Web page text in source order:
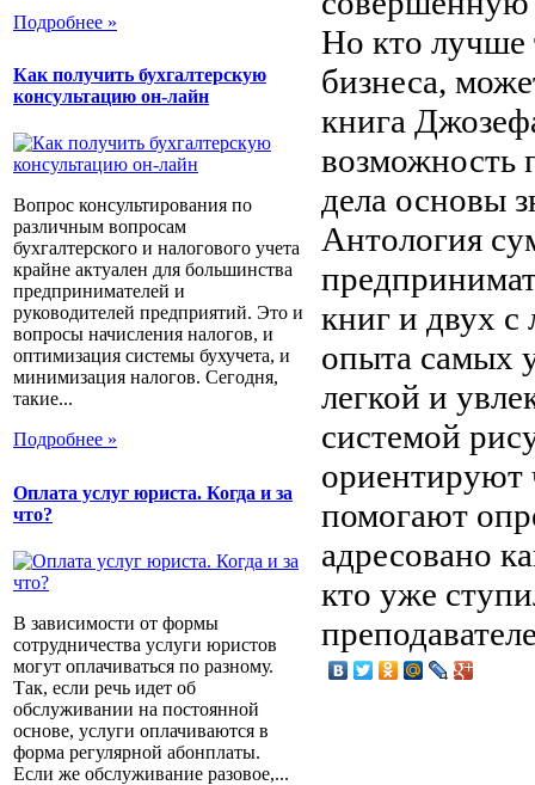
Подробнее »
Как получить бухгалтерскую
консультацию он-лайн
Вопрос консультирования по
различным вопросам
бухгалтерского и налогового учета
крайне актуален для большинства
предпринимателей и
руководителей предприятий. Это и
вопросы начисления налогов, и
оптимизация системы бухучета, и
минимизация налогов. Сегодня,
такие...
Подробнее »
Оплата услуг юриста. Когда и за
что?
В зависимости от формы
сотрудничества услуги юристов
могут оплачиваться по разному.
Так, если речь идет об
обслуживании на постоянной
основе, услуги оплачиваются в
форма регулярной абонплаты.
Если же обслуживание разовое,...
Но кто лучше
бизнеса,
книга
возможность
дела основы
Антология
книг и двух с
опыта самых
легкой и
системой
ориентируют
помогают
адресовано
кто уже